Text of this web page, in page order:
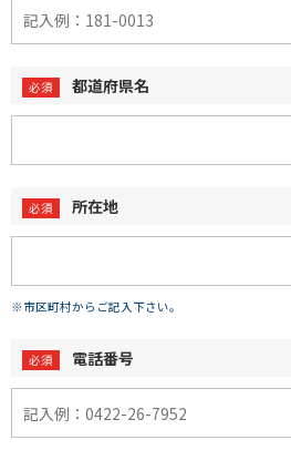
都道府県名
所在地
※市区町村からご記入下さい。
電話番号